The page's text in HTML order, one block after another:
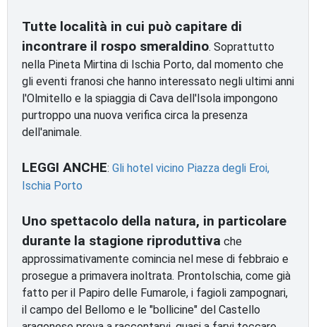
Tutte località in cui può capitare di
incontrare il rospo smeraldino. Soprattutto
nella Pineta Mirtina di Ischia Porto, dal momento che
gli eventi franosi che hanno interessato negli ultimi anni
l'Olmitello e la spiaggia di Cava dell'Isola impongono
purtroppo una nuova verifica circa la presenza
dell'animale.
LEGGI ANCHE: Gli hotel vicino Piazza degli Eroi,
Ischia Porto
Uno spettacolo della natura, in particolare
durante la stagione riproduttiva che
approssimativamente comincia nel mese di febbraio e
prosegue a primavera inoltrata. ProntoIschia, come già
fatto per il Papiro delle Fumarole, i fagioli zampognari,
il campo del Bellomo e le "bollicine" del Castello